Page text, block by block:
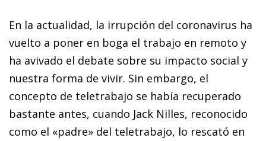
En la actualidad, la irrupción del coronavirus ha
vuelto a poner en boga el trabajo en remoto y
ha avivado el debate sobre su impacto social y
nuestra forma de vivir. Sin embargo, el
concepto de teletrabajo se había recuperado
bastante antes, cuando Jack Nilles, reconocido
como el «padre» del teletrabajo, lo rescató en